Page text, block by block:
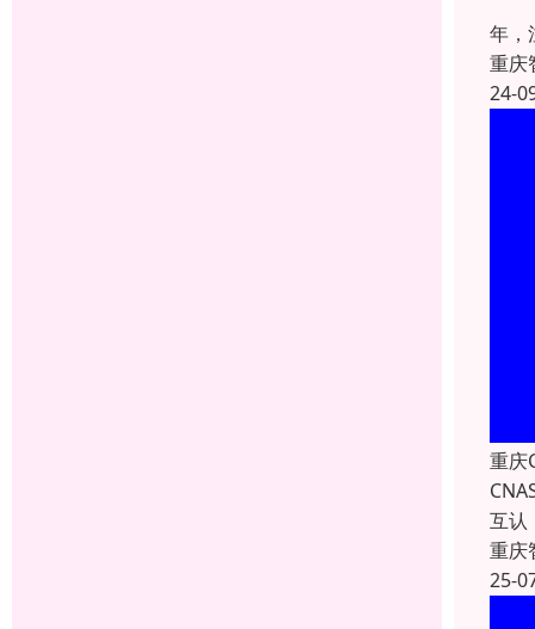
年，
重庆
24-
重庆
互认
重庆
25-